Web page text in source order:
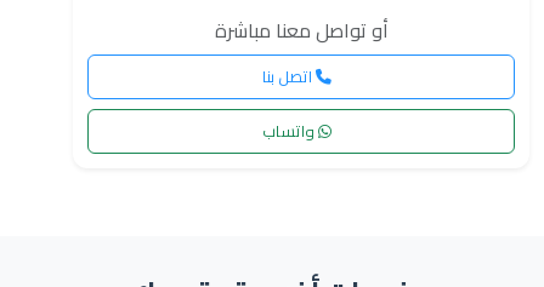
أو تواصل معنا مباشرة
اتصل بنا
واتساب